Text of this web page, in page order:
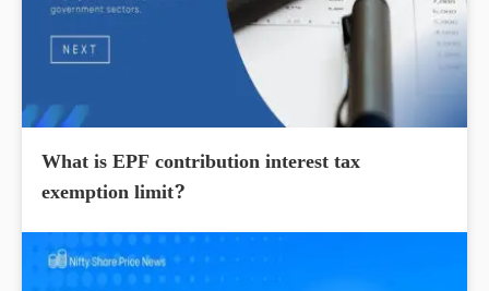
What is EPF contribution interest tax
exemption limit?